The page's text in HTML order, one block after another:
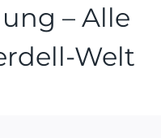
– Alle
Welt